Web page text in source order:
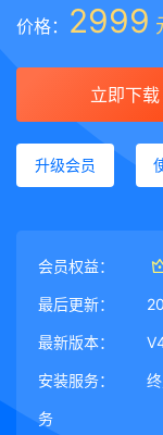
价格： 2999
立即下载
升级会员
会员权益：
最后更新：
最新版本：
安装服务：
务